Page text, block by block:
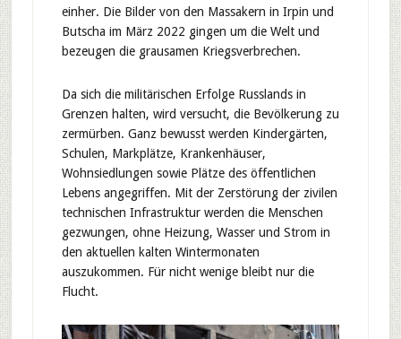
einher. Die Bilder von den Massakern in Irpin und
Butscha im März 2022 gingen um die Welt und
bezeugen die grausamen Kriegsverbrechen.
Da sich die militärischen Erfolge Russlands in
Grenzen halten, wird versucht, die Bevölkerung zu
zermürben. Ganz bewusst werden Kindergärten,
Schulen, Markplätze, Krankenhäuser,
Wohnsiedlungen sowie Plätze des öffentlichen
Lebens angegriffen. Mit der Zerstörung der zivilen
technischen Infrastruktur werden die Menschen
gezwungen, ohne Heizung, Wasser und Strom in
den aktuellen kalten Wintermonaten
auszukommen. Für nicht wenige bleibt nur die
Flucht.